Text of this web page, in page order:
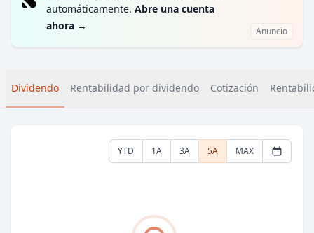
automáticamente. Abre una cuenta
ahora → Anuncio
Dividendo Rentabilidad por dividendo Cotización
YTD 1A 3A 5A MAX